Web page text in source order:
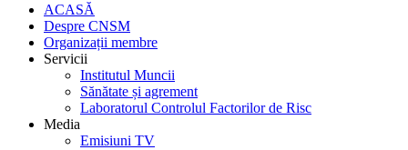
ACASĂ
Despre CNSM
Organizații membre
Servicii
Institutul Muncii
Sănătate și agrement
Laboratorul Controlul Factorilor de Risc
Media
Emisiuni TV